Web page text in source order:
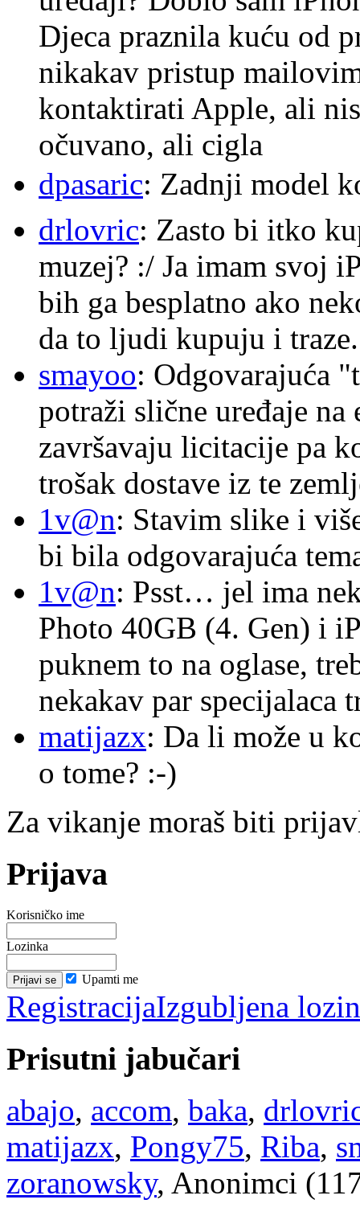
Djeca praznila kuću od
nikakav pristup
kontaktirati Apple, ali
očuvano, ali cigla
dpasaric: Zadnji model
drlovric: Zasto bi itko
muzej? :/ Ja imam svoj
bih ga besplatno ako
da to ljudi kupuju i traze.
smayoo: Odgovarajuća
potraži slične uređaje
završavaju licitacije pa
trošak dostave iz te
1v@n: Stavim slike i
bi bila odgovarajuća
1v@n: Psst… jel ima
Photo 40GB (4. Gen) i
puknem to na oglase,
nekakav par
matijazx: Da li može u
o tome? :-)
Za vikanje moraš biti
Prijava
Korisničko ime
Lozinka
Upamti me
RegistracijaIzgubljena
Prisutni jabučari
abajo, accom, baka,
matijazx, Pongy75, Riba,
zoranowsky, Anonimci